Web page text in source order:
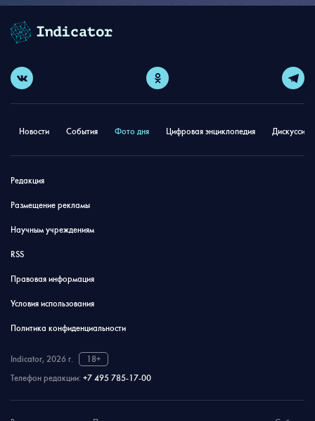
Новости События Фото дня Цифровая энциклопедия
Редакция
Размещение рекламы
Научным учреждениям
RSS
Правовая информация
Условия использования
Политика конфиденциальности
Indicator, 2026 г.
18+
Телефон редакции: +7 495 785-17-00